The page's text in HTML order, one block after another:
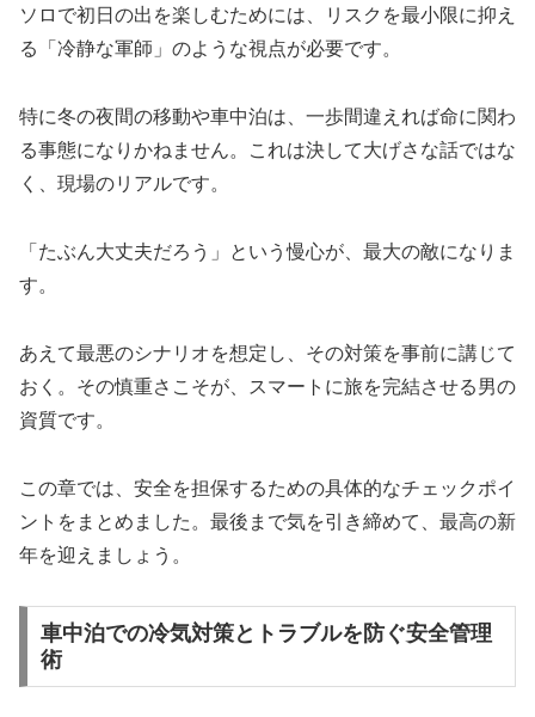
ソロで初日の出を楽しむためには、リスクを最小限に抑え
る「冷静な軍師」のような視点が必要です。
特に冬の夜間の移動や車中泊は、一歩間違えれば命に関わ
る事態になりかねません。これは決して大げさな話ではな
く、現場のリアルです。
「たぶん大丈夫だろう」という慢心が、最大の敵になりま
す。
あえて最悪のシナリオを想定し、その対策を事前に講じて
おく。その慎重さこそが、スマートに旅を完結させる男の
資質です。
この章では、安全を担保するための具体的なチェックポイ
ントをまとめました。最後まで気を引き締めて、最高の新
年を迎えましょう。
車中泊での冷気対策とトラブルを防ぐ安全管理
術